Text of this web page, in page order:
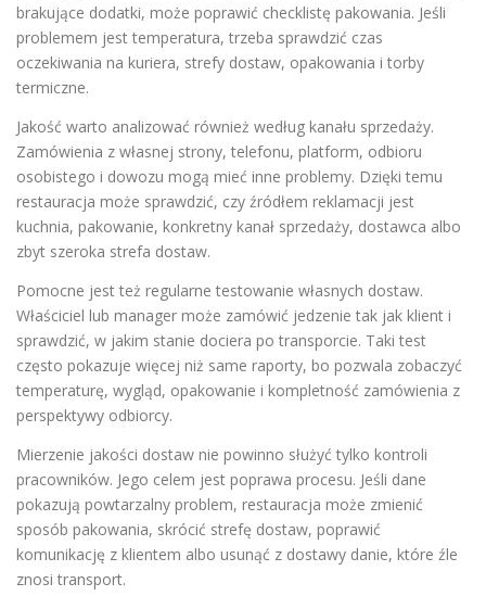
brakujące dodatki, może poprawić checklistę pakowania. Jeśli
problemem jest temperatura, trzeba sprawdzić czas
oczekiwania na kuriera, strefy dostaw, opakowania i torby
termiczne.
Jakość warto analizować również według kanału sprzedaży.
Zamówienia z własnej strony, telefonu, platform, odbioru
osobistego i dowozu mogą mieć inne problemy. Dzięki temu
restauracja może sprawdzić, czy źródłem reklamacji jest
kuchnia, pakowanie, konkretny kanał sprzedaży, dostawca albo
zbyt szeroka strefa dostaw.
Pomocne jest też regularne testowanie własnych dostaw.
Właściciel lub manager może zamówić jedzenie tak jak klient i
sprawdzić, w jakim stanie dociera po transporcie. Taki test
często pokazuje więcej niż same raporty, bo pozwala zobaczyć
temperaturę, wygląd, opakowanie i kompletność zamówienia z
perspektywy odbiorcy.
Mierzenie jakości dostaw nie powinno służyć tylko kontroli
pracowników. Jego celem jest poprawa procesu. Jeśli dane
pokazują powtarzalny problem, restauracja może zmienić
sposób pakowania, skrócić strefę dostaw, poprawić
komunikację z klientem albo usunąć z dostawy danie, które źle
znosi transport.